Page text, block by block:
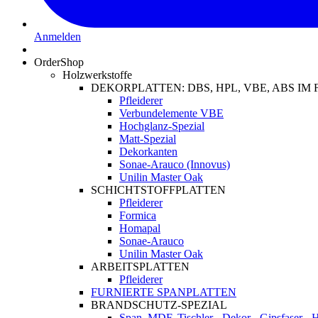
Anmelden
OrderShop
Holzwerkstoffe
DEKORPLATTEN: DBS, HPL, VBE, ABS IM
Pfleiderer
Verbundelemente VBE
Hochglanz-Spezial
Matt-Spezial
Dekorkanten
Sonae-Arauco (Innovus)
Unilin Master Oak
SCHICHTSTOFFPLATTEN
Pfleiderer
Formica
Homapal
Sonae-Arauco
Unilin Master Oak
ARBEITSPLATTEN
Pfleiderer
FURNIERTE SPANPLATTEN
BRANDSCHUTZ-SPEZIAL